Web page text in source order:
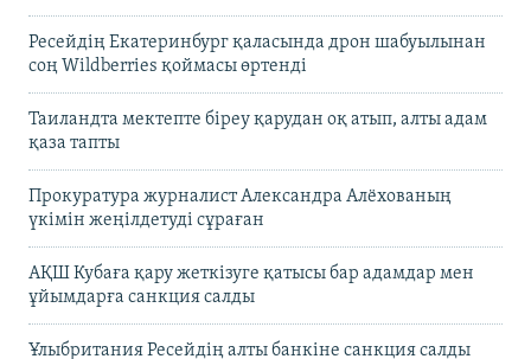
Ресейдің Екатеринбург қаласында дрон шабуылынан
соң Wildberries қоймасы өртенді
Таиландта мектепте біреу қарудан оқ атып, алты адам
қаза тапты
Прокуратура журналист Александра Алёхованың
үкімін жеңілдетуді сұраған
АҚШ Кубаға қару жеткізуге қатысы бар адамдар мен
ұйымдарға санкция салды
Ұлыбритания Ресейдің алты банкіне санкция салды